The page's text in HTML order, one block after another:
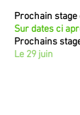
Prochain stage
Sur dates ci
Prochains
Le 29 juin